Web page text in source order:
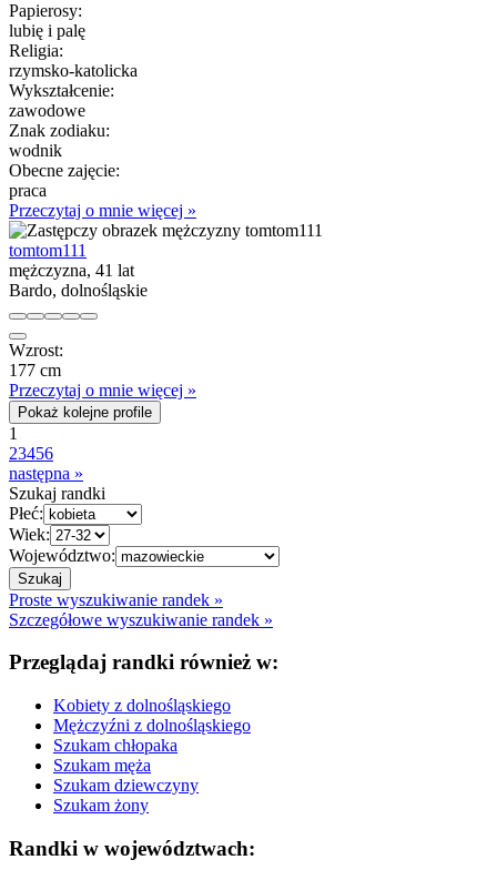
Papierosy:
lubię i palę
Religia:
rzymsko-katolicka
Wykształcenie:
zawodowe
Znak zodiaku:
wodnik
Obecne zajęcie:
praca
Przeczytaj o mnie więcej »
tomtom111
mężczyzna, 41 lat
Bardo, dolnośląskie
Wzrost:
177 cm
Przeczytaj o mnie więcej »
Pokaż kolejne profile
1
23456
następna »
Szukaj randki
Płeć:
Wiek:
Województwo:
Proste wyszukiwanie randek »
Szczegółowe wyszukiwanie randek »
Przeglądaj randki również w:
Kobiety z dolnośląskiego
Mężczyźni z dolnośląskiego
Szukam chłopaka
Szukam męża
Szukam dziewczyny
Szukam żony
Randki w województwach: